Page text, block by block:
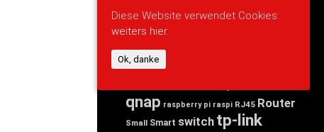
Desktop devolo Dual edimax
esp8266 Ethernet)
Mbit/s
qnap raspberry pi raspi RJ45 Router
Small Smart switch tp-link
Diese Website verwendet Cookies:
weiters hier.
Ok, danke